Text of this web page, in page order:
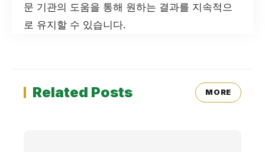
문 기관의 도움을 통해 원하는 결과를 지속적으
로 유지할 수 있습니다.
Related Posts MORE